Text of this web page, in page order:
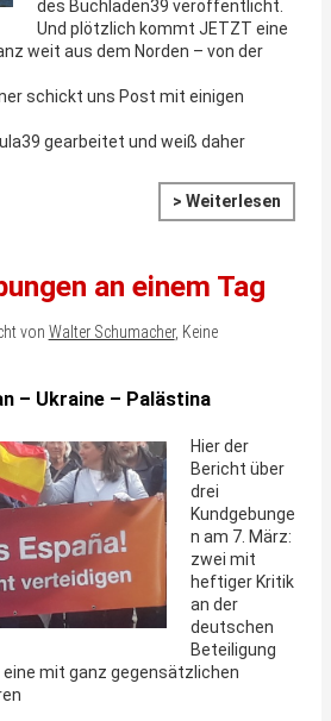
des Buchladen39 veröffentlicht.
Und plötzlich kommt JETZT eine
weit aus dem Norden – von der
schickt uns Post mit einigen
gearbeitet und weiß daher
> Weiterlesen
an einem Tag
von Walter Schumacher, Keine
– Ukraine – Palästina
Hier der
Bericht über
drei
Kundgebunge
n am 7. März:
zwei mit
heftiger Kritik
an der
deutschen
Beteiligung
eine mit ganz gegensätzlichen